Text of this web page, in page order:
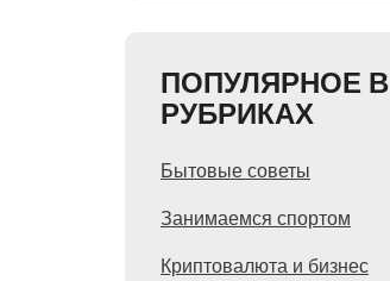
ПОПУЛЯРНОЕ В
РУБРИКАХ
Бытовые советы
Занимаемся спортом
Криптовалюта и бизнес